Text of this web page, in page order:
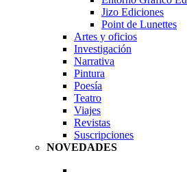
Jizo Ediciones
Point de Lunettes
Artes y oficios
Investigación
Narrativa
Pintura
Poesía
Teatro
Viajes
Revistas
Suscripciones
NOVEDADES